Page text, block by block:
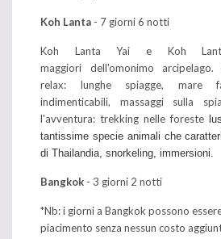
Koh Lanta - 7 giorni 6 notti
Koh Lanta Yai e Koh
maggiori dell'omonimo
relax: lunghe spiagge, mare
indimenticabili, massaggi sulla
l'avventura: trekking nelle foreste
tantissime specie animali che
di Thailandia, snorkeling, immersioni.
Bangkok - 3 giorni 2 notti
*Nb: i giorni a Bangkok possono
piacimento senza nessun costo